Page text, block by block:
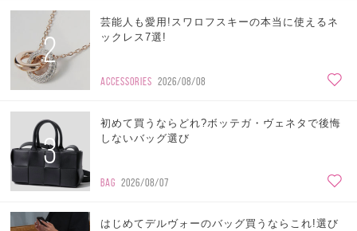
2
芸能人も愛用!スワロフスキーの本当に使えるネ
ックレス7選!
ACCESSORIES 2026/08/08
3
初めて買うならどれ?ボッテガ・ヴェネタで後悔
しないバッグ選び
BAG 2026/08/07
はじめてデルヴォーのバッグ買うならこれ!選び